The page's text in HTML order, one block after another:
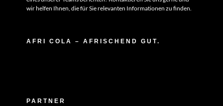
wir helfen Ihnen, die für Sie relevanten Informationen zu finden.
AFRI COLA – AFRISCHEND GUT.
PARTNER